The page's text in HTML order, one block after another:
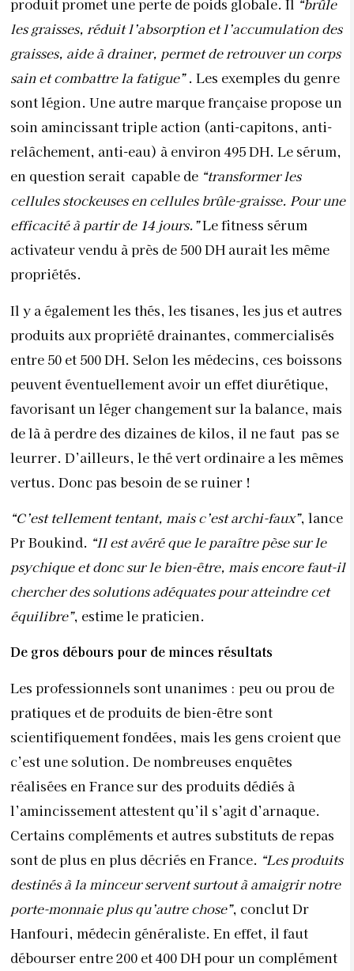
produit promet une perte de poids globale. Il “brûle
les graisses, réduit l’absorption et l’accumulation des
graisses, aide à drainer, permet de retrouver un corps
sain et combattre la fatigue”. Les exemples du genre
sont légion. Une autre marque française propose un
soin amincissant triple action (anti-capitons, anti-
relâchement, anti-eau) à environ 495 DH. Le sérum,
en question serait capable de “transformer les
cellules stockeuses en cellules brûle-graisse. Pour une
efficacité à partir de 14 jours.”Le fitness sérum
activateur vendu à près de 500 DH aurait les même
propriétés.
Il y a également les thés, les tisanes, les jus et autres
produits aux propriété drainantes, commercialisés
entre 50 et 500 DH. Selon les médecins, ces boissons
peuvent éventuellement avoir un effet diurétique,
favorisant un léger changement sur la balance, mais
de là à perdre des dizaines de kilos, il ne faut pas se
leurrer. D’ailleurs, le thé vert ordinaire a les mêmes
vertus. Donc pas besoin de se ruiner !
“C’est tellement tentant, mais c’est archi-faux”, lance
Pr Boukind. “Il est avéré que le paraître pèse sur le
psychique et donc sur le bien-être, mais encore faut-il
chercher des solutions adéquates pour atteindre cet
équilibre”, estime le praticien.
De gros débours pour de minces résultats
Les professionnels sont unanimes : peu ou prou de
pratiques et de produits de bien-être sont
scientifiquement fondées, mais les gens croient que
c’est une solution. De nombreuses enquêtes
réalisées en France sur des produits dédiés à
l’amincissement attestent qu’il s’agit d’arnaque.
Certains compléments et autres substituts de repas
sont de plus en plus décriés en France. “Les produits
destinés à la minceur servent surtout à amaigrir notre
porte-monnaie plus qu’autre chose”, conclut Dr
Hanfouri, médecin généraliste. En effet, il faut
débourser entre 200 et 400 DH pour un complément